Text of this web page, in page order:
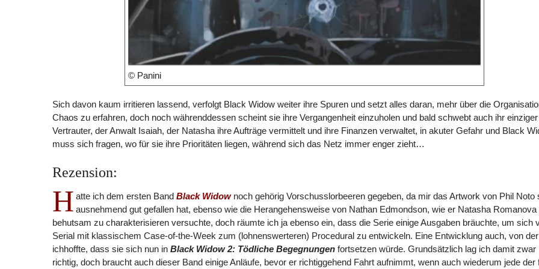
© Panini
Sich davon kaum irritieren lassend, verfolgt Black Widow weiter ihre Spuren und setzt alles daran, mehr über die
Chaos zu erfahren, doch noch währenddessen scheint sie ihre Vergangenheit einzuholen und bald schwebt auch ihr einziger
Vertrauter, der Anwalt Isaiah, der Natasha ihre Aufträge vermittelt und ihre Finanzen verwaltet, in akuter Gefahr und Black
muss sich fragen, wo für sie ihre Prioritäten liegen, während sich das Netz immer enger zieht…
Rezension:
H atte ich dem ersten Band Black Widownoch gehörig Vorschusslorbeeren gegeben, da mir das Artwork von Phil Noto
ausnehmend gut gefallen hat, ebenso wie die Herangehensweise von Nathan Edmondson, wie er Natasha Romanova
behutsam zu charakterisieren versuchte, doch räumte ich ja ebenso ein, dass die Serie einige Ausgaben bräuchte, um sich
Serial mit klassischem Case-of-the-Week zum (lohnenswerteren) Procedural zu entwickeln. Eine Entwicklung auch, von der
ichhoffte, dass sie sich nun in Black Widow 2: Tödliche Begegnungen fortsetzen würde. Grundsätzlich lag ich damit zwar
richtig, doch braucht auch dieser Band einige Anläufe, bevor er richtiggehend Fahrt aufnimmt, wenn auch wiederum jede der